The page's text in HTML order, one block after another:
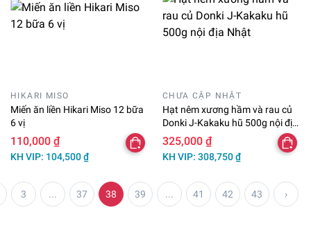
HIKARI MISO
Miến ăn liền Hikari Miso 12 bữa
6 vị
110,000 ₫
KH VIP: 104,500 ₫
CHƯA CẬP NHẬT
Hạt nêm xương hầm và rau củ
Donki J-Kakaku hũ 500g nội địa
Nhật
325,000 ₫
KH VIP: 308,750 ₫
3 ... 37 38 39 ... 41 42 43 ›